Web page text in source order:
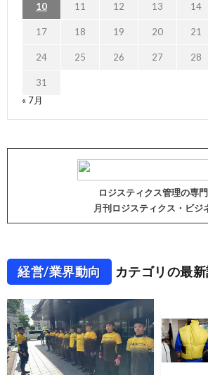
10 11 12 13 14
17 18 19 20 21
24 25 26 27 28
31
« 7月
ロジスティクス管理の専
月刊ロジスティクス・ビジ
経営/業界動向 カテゴリの最